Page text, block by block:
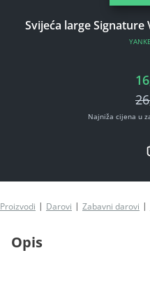
Svijeća large Signature
Najniža cijena u
Proizvodi Darovi Zabavni darovi
Opis